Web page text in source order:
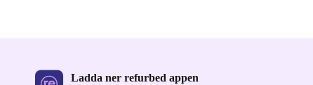
Ladda ner refurbed appen